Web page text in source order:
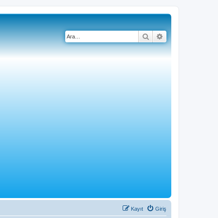
Ara Gelişmiş arama
Giriş
Kayıt